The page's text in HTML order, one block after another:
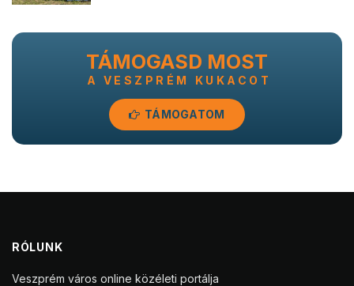
TÁMOGASD MOST
A VESZPRÉM KUKACOT
TÁMOGATOM
RÓLUNK
Veszprém város online közéleti portálja